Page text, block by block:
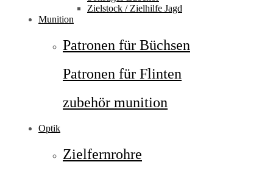
Zielstock / Zielhilfe Jagd
Munition
Patronen für Büchsen
Patronen für Flinten
zubehör munition
Optik
Zielfernrohre